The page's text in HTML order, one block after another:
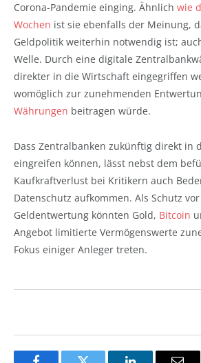
Corona-Pandemie einging. Ähnlich wie
Wochen ist sie ebenfalls der Meinung,
Geldpolitik weiterhin notwendig ist;
Welle. Durch eine digitale
direkter in die Wirtschaft eingegriffen
womöglich zur zunehmenden
Währungen beitragen würde.
Dass Zentralbanken zukünftig direkt in
eingreifen können, lässt nebst dem
Kaufkraftverlust bei Kritikern auch
Datenschutz aufkommen. Als Schutz
Geldentwertung könnten Gold, Bitcoin
Angebot limitierte Vermögenswerte
Fokus einiger Anleger treten.